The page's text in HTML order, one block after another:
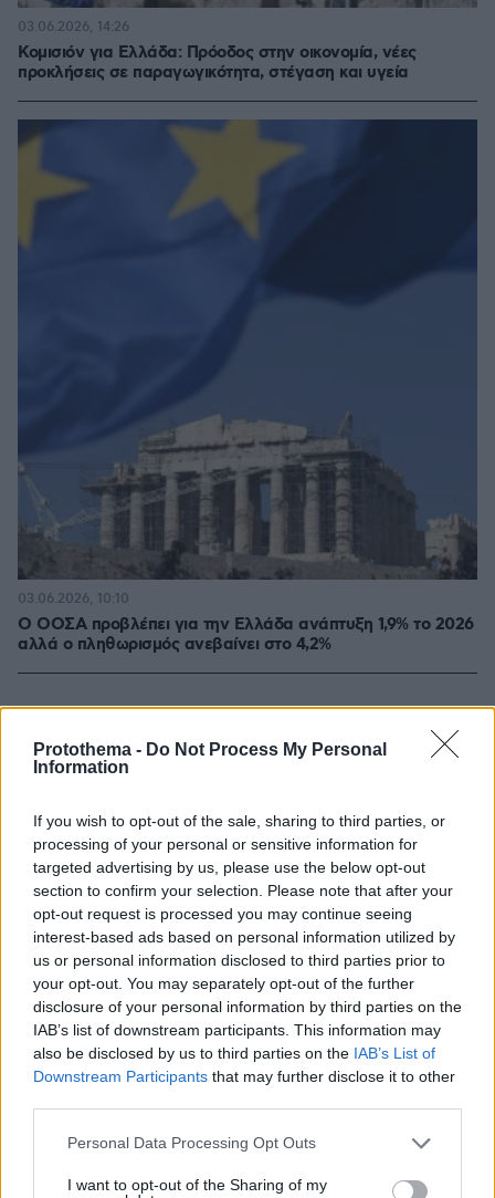
Protothema - Do Not Process My Personal
Information
If you wish to opt-out of the sale, sharing to third parties, or
processing of your personal or sensitive information for
targeted advertising by us, please use the below opt-out
section to confirm your selection. Please note that after your
opt-out request is processed you may continue seeing
interest-based ads based on personal information utilized by
us or personal information disclosed to third parties prior to
your opt-out. You may separately opt-out of the further
disclosure of your personal information by third parties on the
IAB’s list of downstream participants. This information may
also be disclosed by us to third parties on the IAB’s List of
Downstream Participants that may further disclose it to other
Please note that this website/app uses one or more Google
not limited to your visit or usage behaviour. You may click to
Personal Data Processing Opt Outs
I want to opt-out of the Sharing of my
Κομισιόν για Ελλάδα: Πρόοδος στην οικονομία, νέες
προκλήσεις σε παραγωγικότητα, στέγαση και υγεία
03.06.2026, 14:26
Ο ΟΟΣΑ προβλέπει για την Ελλάδα ανάπτυξη 1,9% το 2026
αλλά ο πληθωρισμός ανεβαίνει στο 4,2%
03.06.2026, 10:10
ΡΟΗ ΕΙΔΗΣΕΩΝ
Τι έχουν πάθει οι εταιρείες και βάζουν ψεύτικες
εξατμίσεις;
πριν 6 λεπτά
Η Ευρυδίκη Βαλαβάνη φωτογραφίζεται με τον Γρηγόρη
Μόργκαν και τον γιο τους και γράφει «η πραγματική μου
πολυτέλεια»
πριν 10 λεπτά
Linktour ALUMI: Το πιο έξυπνο αυτοκίνητο της πόλης σε
τιμή έκπληξη - Δείτε το video
πριν 13 λεπτά
δανεικός Λόντον Λάιονς, βίντεο
πριν 14 λεπτά